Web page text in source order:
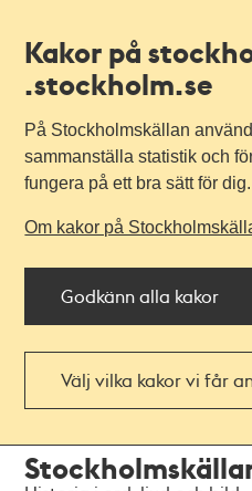
Kakor på
.stockholm.se
På Stockholmskällan
sammanställa statistik och
fungera på ett bra sätt för dig.
Om kakor på
Godkänn alla kakor
Välj vilka kakor vi får
navigationen
huvudinnehållet